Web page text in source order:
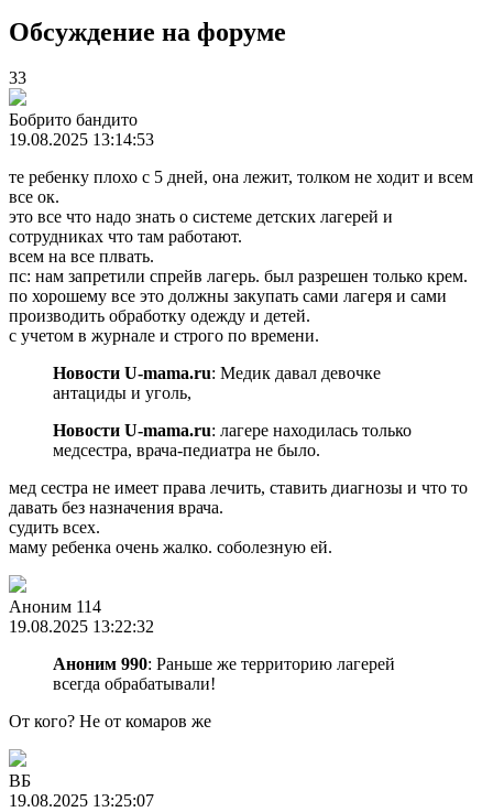
Обсуждение на форуме
33
Бобрито бандито
19.08.2025 13:14:53
те ребенку плохо с 5 дней, она лежит, толком не ходит и всем
все ок.
это все что надо знать о системе детских лагерей и
сотрудниках что там работают.
всем на все плвать.
пс: нам запретили спрейв лагерь. был разрешен только крем.
по хорошему все это должны закупать сами лагеря и сами
производить обработку одежду и детей.
с учетом в журнале и строго по времени.
Новости U-mama.ru: Медик давал девочке
антациды и уголь,
Новости U-mama.ru: лагере находилась только
медсестра, врача-педиатра не было.
мед сестра не имеет права лечить, ставить диагнозы и что то
давать без назначения врача.
судить всех.
маму ребенка очень жалко. соболезную ей.
Аноним 114
19.08.2025 13:22:32
Аноним 990: Раньше же территорию лагерей
всегда обрабатывали!
От кого? Не от комаров же
ВБ
19.08.2025 13:25:07